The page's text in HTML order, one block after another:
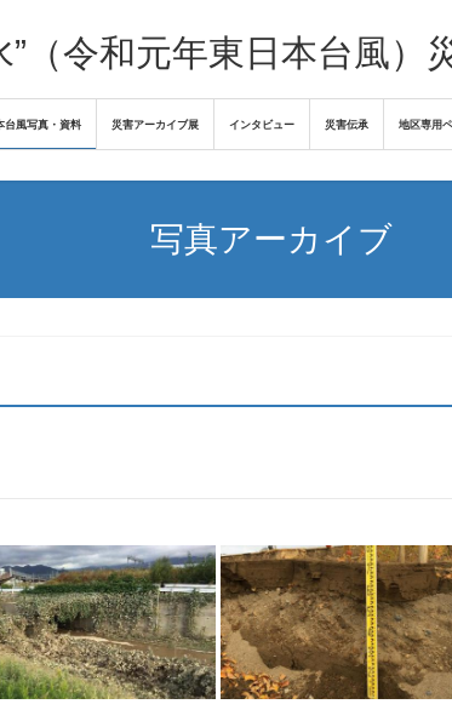
”（令和元年東日本台風
台風写真・資料 災害アーカイブ展 インタビュー 災害伝承 地区専用
写真アーカイブ